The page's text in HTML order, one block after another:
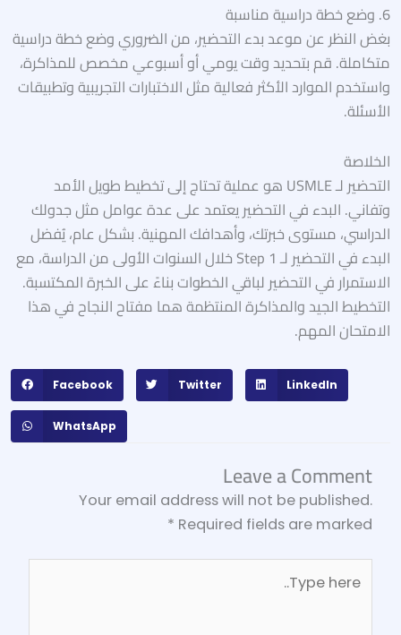
6. وضع خطة دراسية مناسبة
بغض النظر عن موعد بدء التحضير، من الضروري وضع خطة دراسية
متكاملة. قم بتحديد وقت يومي أو أسبوعي مخصص للمذاكرة،
واستخدم الموارد الأكثر فعالية مثل الاختبارات التجريبية وتطبيقات
الأسئلة.
الخلاصة
التحضير لـ USMLE هو عملية تحتاج إلى تخطيط طويل الأمد
وتفاني. البدء في التحضير يعتمد على عدة عوامل مثل جدولك
الدراسي، مستوى خبرتك، وأهدافك المهنية. بشكل عام، يُفضل
البدء في التحضير لـ Step 1 خلال السنوات الأولى من الدراسة، مع
الاستمرار في التحضير لباقي الخطوات بناءً على الخبرة المكتسبة.
التخطيط الجيد والمذاكرة المنتظمة هما مفتاح النجاح في هذا
الامتحان المهم.
Facebook Twitter LinkedIn
WhatsApp
Leave a Comment
Your email address will not be published.
Required fields are marked
*
here..